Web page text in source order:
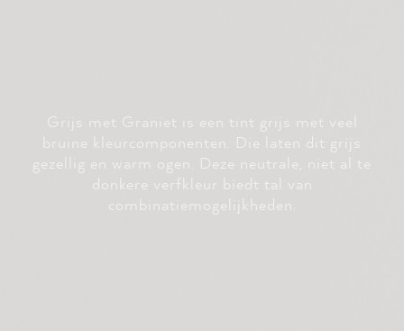
Grijs met Graniet is een tint grijs met veel
bruine kleurcomponenten. Die laten dit grijs
gezellig en warm ogen. Deze neutrale, niet al te
donkere verfkleur biedt tal van
combinatiemogelijkheden.